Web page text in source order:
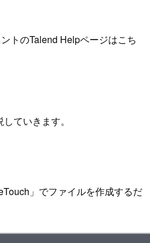
トのTalend Helpページはこち
ていきます。
」でファイルを作成するだ